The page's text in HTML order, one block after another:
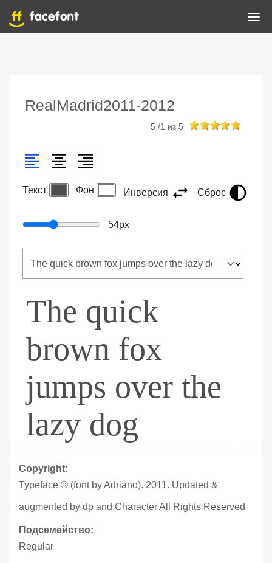
RealMadrid2011-2012
5 /1 из 5
Текст Фон Инверсия Сброс
54px
The quick
brown fox
jumps over the
lazy dog
Copyright:
Typeface © (font by Adriano). 2011. Updated &
augmented by dp and Character All Rights Reserved
Подсемейство:
Regular